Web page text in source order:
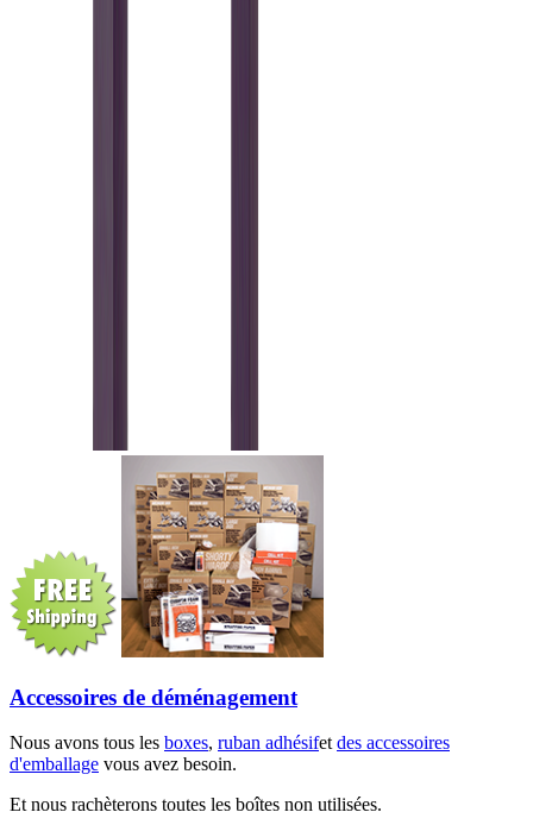
Accessoires de déménagement
Nous avons tous les boxes, ruban adhésifetdes accessoires
d'emballage vous avez besoin.
Et nous rachèterons toutes les boîtes non utilisées.